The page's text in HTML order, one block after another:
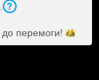
до перемоги!